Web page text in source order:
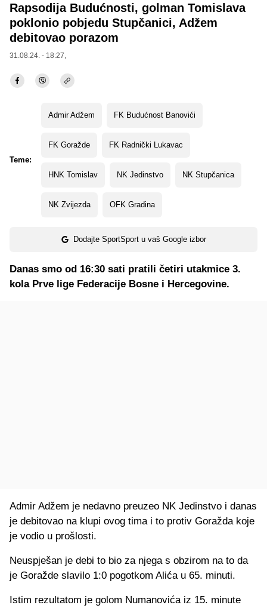
Rapsodija Budućnosti, golman Tomislava
poklonio pobjedu Stupčanici, Adžem
debitovao porazom
31.08.24. - 18:27,
Teme:
Admir Adžem FK Budućnost Banovići
FK Goražde FK Radnički Lukavac
HNK Tomislav NK Jedinstvo NK Stupčanica
NK Zvijezda OFK Gradina
Dodajte SportSport u vaš Google izbor
Danas smo od 16:30 sati pratili četiri utakmice 3.
kola Prve lige Federacije Bosne i Hercegovine.
Admir Adžem je nedavno preuzeo NK Jedinstvo i danas
je debitovao na klupi ovog tima i to protiv Goražda koje
je vodio u prošlosti.
Neuspješan je debi to bio za njega s obzirom na to da
je Goražde slavilo 1:0 pogotkom Alića u 65. minuti.
Istim rezultatom je golom Numanovića iz 15. minute